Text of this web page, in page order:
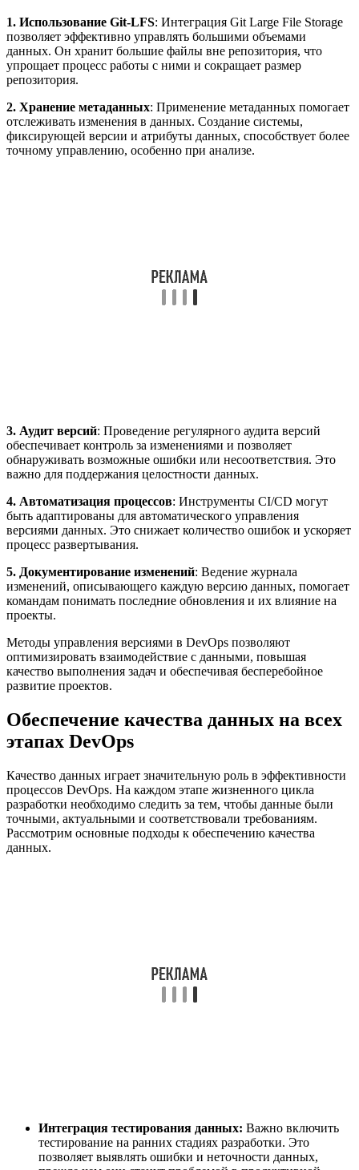
1. Использование Git-LFS: Интеграция Git Large File Storage
позволяет эффективно управлять большими объемами
данных. Он хранит большие файлы вне репозитория, что
упрощает процесс работы с ними и сокращает размер
репозитория.
2. Хранение метаданных: Применение метаданных помогает
отслеживать изменения в данных. Создание системы,
фиксирующей версии и атрибуты данных, способствует более
точному управлению, особенно при анализе.
3. Аудит версий: Проведение регулярного аудита версий
обеспечивает контроль за изменениями и позволяет
обнаруживать возможные ошибки или несоответствия. Это
важно для поддержания целостности данных.
4. Автоматизация процессов: Инструменты CI/CD могут
быть адаптированы для автоматического управления
версиями данных. Это снижает количество ошибок и ускоряет
процесс развертывания.
5. Документирование изменений: Ведение журнала
изменений, описывающего каждую версию данных, помогает
командам понимать последние обновления и их влияние на
проекты.
Методы управления версиями в DevOps позволяют
оптимизировать взаимодействие с данными, повышая
качество выполнения задач и обеспечивая бесперебойное
развитие проектов.
Обеспечение качества данных на всех
этапах DevOps
Качество данных играет значительную роль в эффективности
процессов DevOps. На каждом этапе жизненного цикла
разработки необходимо следить за тем, чтобы данные были
точными, актуальными и соответствовали требованиям.
Рассмотрим основные подходы к обеспечению качества
данных.
Интеграция тестирования данных: Важно включить
тестирование на ранних стадиях разработки. Это
позволяет выявлять ошибки и неточности данных,